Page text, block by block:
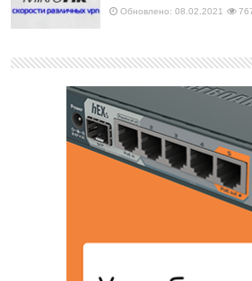
Обновлено: 08.02.2021